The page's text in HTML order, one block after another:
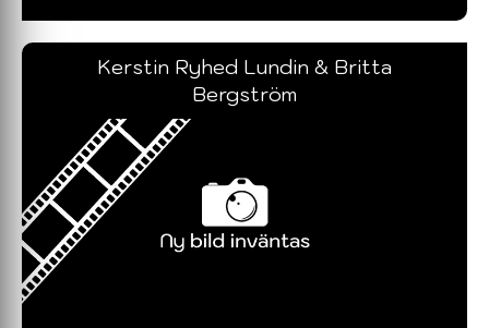
Kerstin Ryhed Lundin & Britta
Bergström